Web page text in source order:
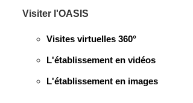
Visiter l'OASIS
Visites virtuelles 360°
L'établissement en vidéos
L'établissement en images